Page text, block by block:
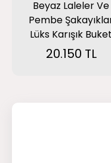
Beyaz Laleler Ve
Pembe
Lüks Karışık Buket
20.150 TL